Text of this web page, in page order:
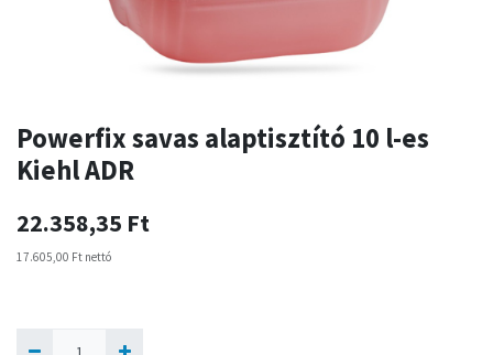
Powerfix savas alaptisztító 10 l-es
Kiehl ADR
22.358,35 Ft
17.605,00 Ft nettó